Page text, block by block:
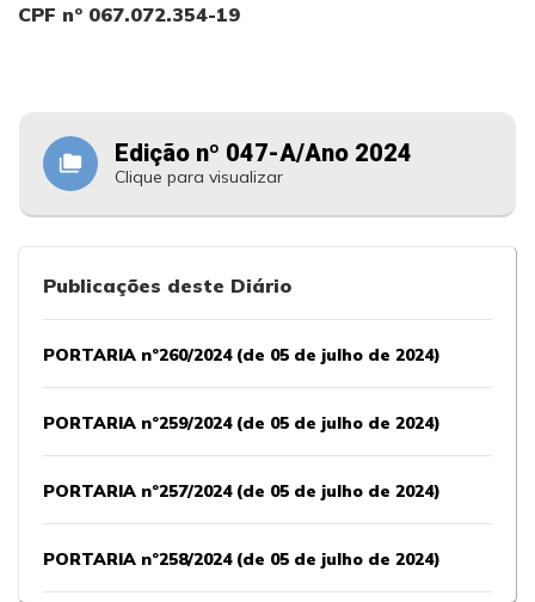
CPF nº 067.072.354-19
folder_copy Edição nº 047-A/Ano 2024
Clique para visualizar
Publicações deste Diário
PORTARIA nº260/2024 (de 05 de julho de 2024)
PORTARIA nº259/2024 (de 05 de julho de 2024)
PORTARIA nº257/2024 (de 05 de julho de 2024)
PORTARIA nº258/2024 (de 05 de julho de 2024)